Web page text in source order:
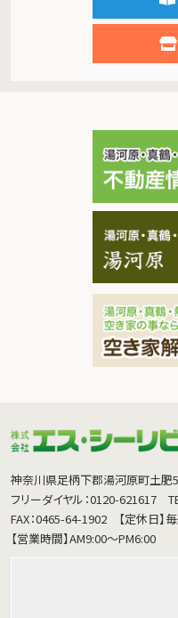
神奈川県足柄下郡湯河原町土肥
フリーダイヤル：0120-621617
FAX：0465-64-1902
【定休日】
【営業時間】AM9:00～PM6:00